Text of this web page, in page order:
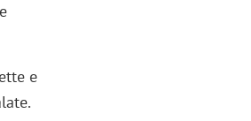
e